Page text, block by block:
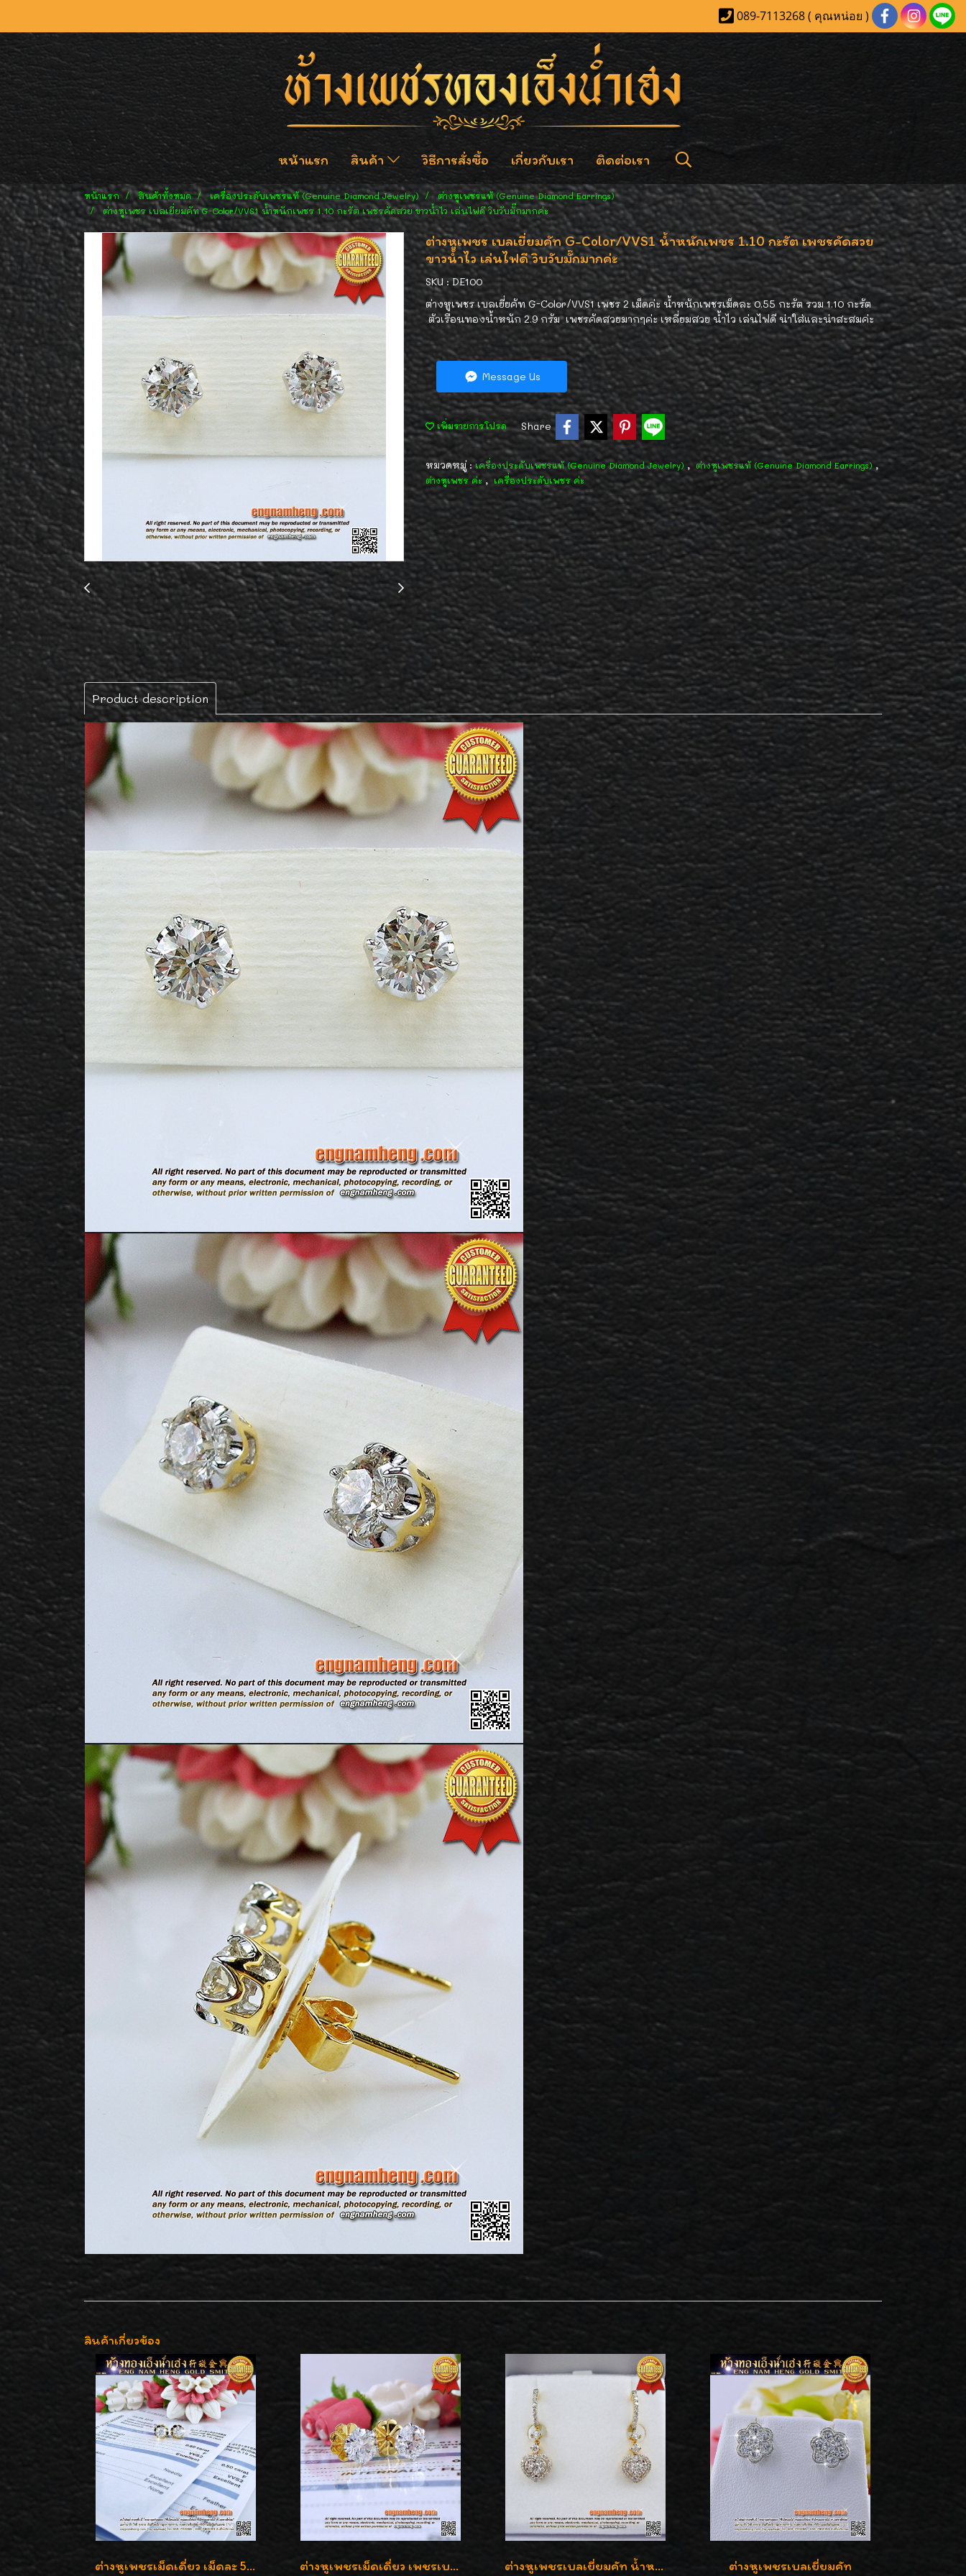
089-7113268 ( คุณหน่อย )
หน้าแรก สินค้า วิธีการสั่งซื้อ เกี่ยวกับเรา ติดต่อเรา
หน้าแรก สินค้าทั้งหมด เครื่องประดับเพชรแท้ (Genuine Diamond Jewelry)
ต่างหูเพชรแท้ (Genuine Diamond Earrings)
ต่างหูเพชร เบลเยี่ยมคัท G-Color/VVS1 น้ำหนักเพชร 1.10 กะรัต เพชรคัดสวย ขาวน้ำไว เล่นไฟดี วิบวับมั๊กมากค่ะ
ต่างหูเพชร เบลเยี่ยมคัท G-Color/VVS1 น้ำหนักเพชร 1.10 กะรัต เพชรคัดสวย
ขาวน้ำไว เล่นไฟดี วิบวับมั๊กมากค่ะ
SKU : DE100
ต่างหูเพชร เบลเยี่ยคัท G-Color/VVS1 เพชร 2 เม็ดค่ะ น้ำหนักเพชรเม็ดละ 0.55 กะรัต รวม 1.10 กะรัต
ตัวเรือนทองน้ำหนัก 2.9 กรัม เพชรคัดสวยมากๆค่ะ เหลี่ยมสวย น้ำไว เล่นไฟดี น่าใส่และน่าสะสมค่ะ
Message Us
เพิ่มรายการโปรด Share
หมวดหมู่ :เครื่องประดับเพชรแท้ (Genuine Diamond Jewelry) , ต่างหูเพชรแท้ (Genuine Diamond Earrings) ,
ต่างหูเพชร ค่ะ , เครื่องประดับเพชร ค่ะ
Product description
สินค้าเกี่ยวข้อง
ต่างหูเพชรเม็ดเดี่ยว เม็ดละ 50 สตางค์ คู่ละ 1 กะรัต เพชรเบลเยี่ยมคัท น้ำ 98 F-Color/ VVS2 / 3EX พร้อมใบเซอร์สถาบัน GIA มาตรฐานสากลค่ะ ต่างหูเพชรเม็ดเดี่ยว เพชรเบลเยี่ยมคัท น้ำ 96 H-Color/IF & VVS2/3EX น้ำหนักเพชรรวม 1.83 กะรัต พร้อมใบเซอร์ LAB GIA & HRD เพชรสวยปิ๊ง ราคาขายส่งค่ะ ต่างหูเพชรเบลเยี่ยมคัท น้ำหนักเพชร 0.99 กะรัต ต่างหูห้อยตุ้งติ้งหัวใจสวยน่ารักใส่ได้ทุกวันค่ะ ต่างหูเพชรเบลเยี่ยมคัท